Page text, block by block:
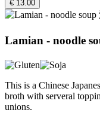
€ 13.00
Lamian - noodle
This is a Chinese
broth with serveral
unions.